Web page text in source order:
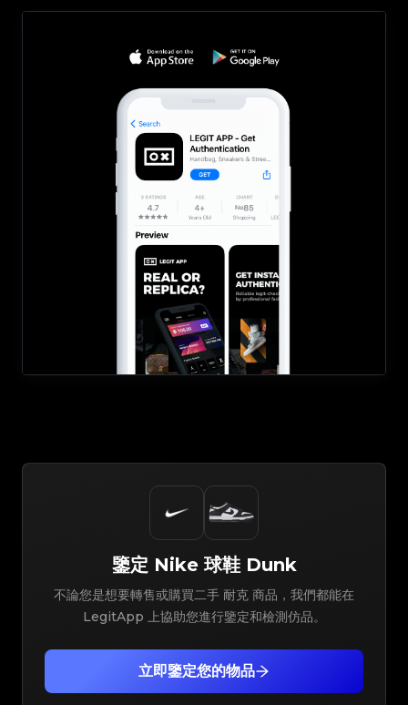
立即鑒定您的物品
不論您是想要轉售或購買二手 耐克 商品，我們都能在
LegitApp 上協助您進行鑒定和檢測仿品。
鑒定 Nike 球鞋 Dunk